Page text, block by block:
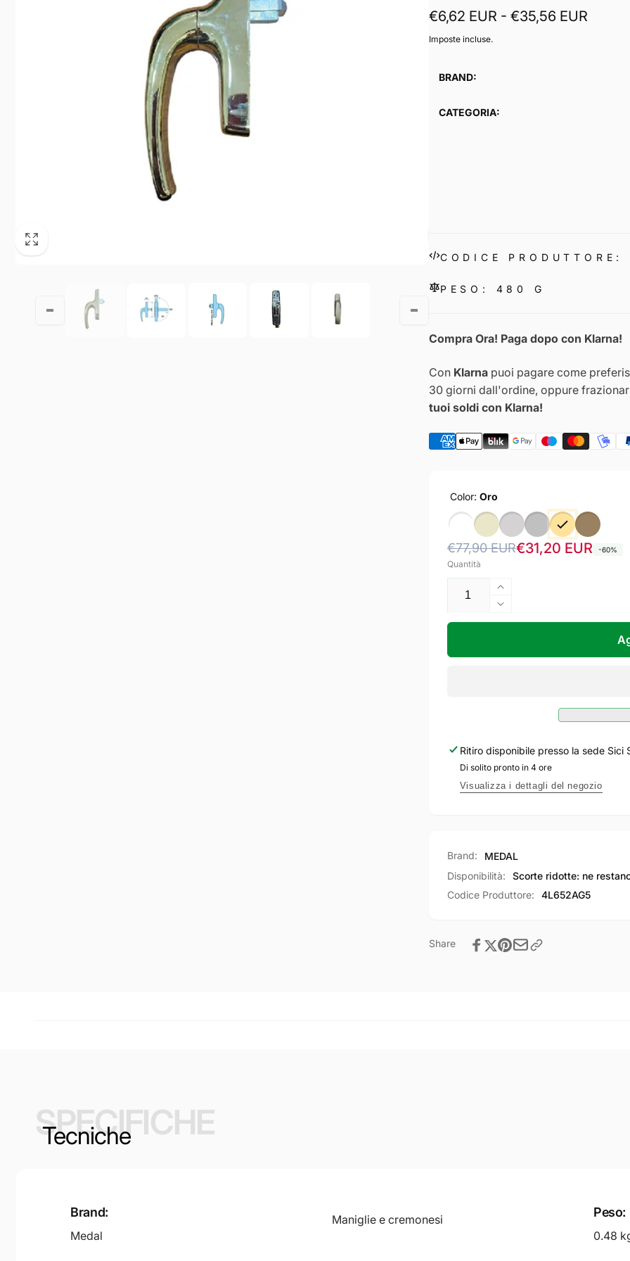
€6,62 EUR - €35,56 EUR
Imposte incluse.
BRAND:
CATEGORIA:
CODICE
PESO: 480 G
Compra Ora! Paga dopo con Klarna!
Con Klarnapuoi pagare come
30 giorni dall'ordine, oppure
tuoi soldi con Klarna!
Color: Oro
Prezzo
di
listino
€77,90 EUR
Prezzo
scontato
€31,20 EUR -60%
Quantità
Aumenta
quantità
per
OPERA.
Versione
012.
Diminuisci
quantità
MEDAL
modello
OPERA.
Versione
Ritiro disponibile presso la sede Sici
Di solito pronto in 4 ore
Visualizza i dettagli del negozio
Brand:
MEDAL
Disponibilità:
Scorte ridotte: ne
Codice Produttore:
4L652AG5
Share
SPECIFICHE
Tecniche
Brand:
Medal
Maniglie e cremonesi Peso:
0.48